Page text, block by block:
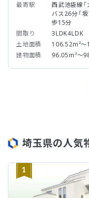
最寄駅
西武池袋線「
バス26分「
歩15分
間取り
3LDK4LDK
土地面積
106.52m²～
建物面積
96.05m²～
埼玉県の人気
1